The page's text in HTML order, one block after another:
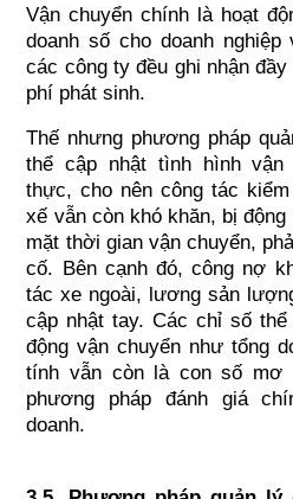
Vận chuyển chính là hoạt
doanh số cho doanh
các công ty đều ghi nhận
phí phát sinh.
Thế nhưng phương pháp
thể cập nhật tình hình vận
thực, cho nên công tác
xế vẫn còn khó khăn, bị
mặt thời gian vận chuyển,
cố. Bên cạnh đó, công nợ
tác xe ngoài, lương sản
cập nhật tay. Các chỉ số
động vận chuyển như tổng
tính vẫn còn là con số
phương pháp đánh giá
doanh.